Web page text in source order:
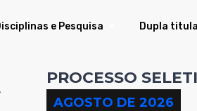
e Pesquisa Dupla
PROCESSO
AGOSTO DE 2026